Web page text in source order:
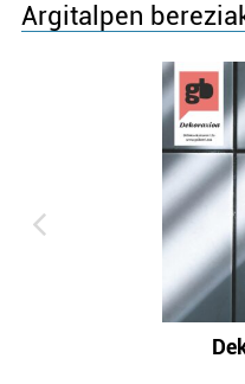
Argitalpen